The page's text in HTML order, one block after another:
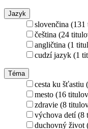
Jazyk
slovenčina
čeština (24
angličtina (1
cudzí jazyk (1
Téma
cesta ku šťastiu
mesto (16
zdravie (8
výchova detí (8
duchovný život